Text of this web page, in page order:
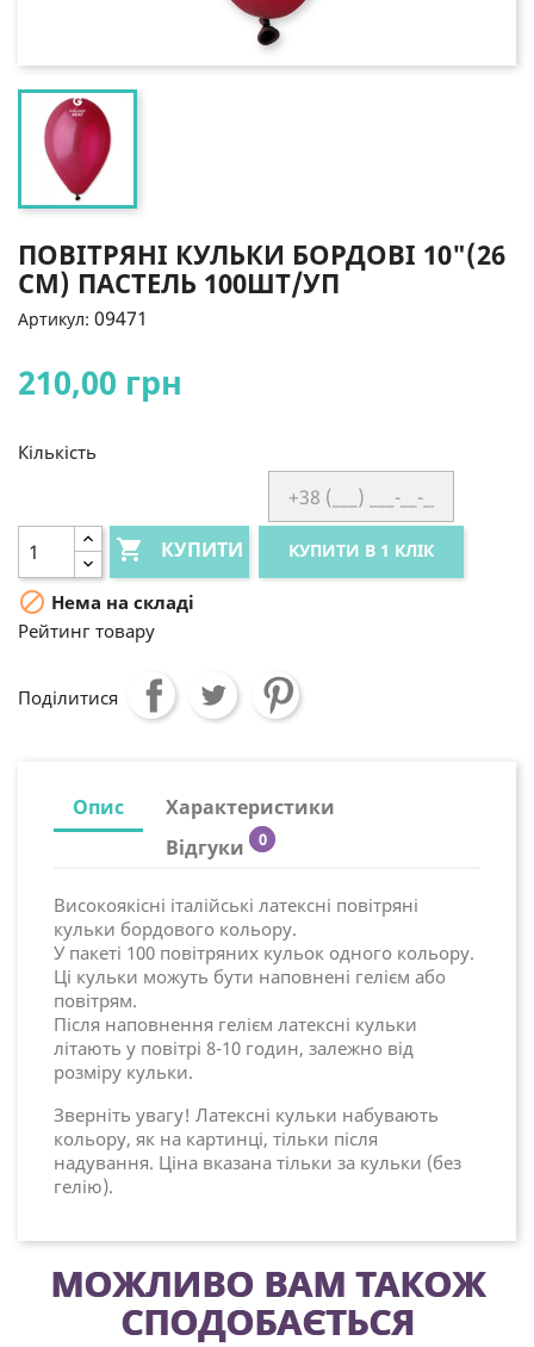
ПОВІТРЯНІ КУЛЬКИ БОРДОВІ 10"(26
СМ) ПАСТЕЛЬ 100ШТ/УП
Артикул: 09471
210,00 грн
Кількість
 КУПИТИ КУПИТИ В 1 КЛІК
 Нема на складі
Рейтинг товару
Поділитися
Опис
Характеристики
Відгуки
0
Високоякісні італійські латексні повітряні
кульки бордового кольору.
У пакеті 100 повітряних кульок одного кольору.
Ці кульки можуть бути наповнені гелієм або
повітрям.
Після наповнення гелієм латексні кульки
літають у повітрі 8-10 годин, залежно від
розміру кульки.
Зверніть увагу! Латексні кульки набувають
кольору, як на картинці, тільки після
надування. Ціна вказана тільки за кульки (без
гелію).
МОЖЛИВО ВАМ ТАКОЖ
СПОДОБАЄТЬСЯ